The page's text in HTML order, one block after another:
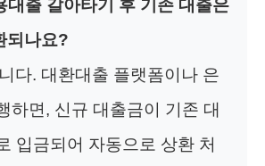
대출 갈아타기 후 기존 대출은
되나요?
다. 대환대출 플랫폼이나 은
하면, 신규 대출금이 기존 대
입금되어 자동으로 상환 처